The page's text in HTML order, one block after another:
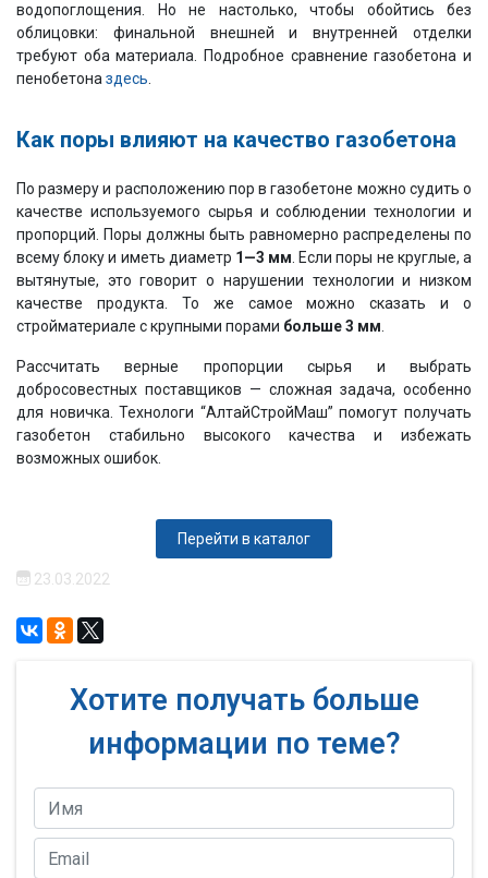
водопоглощения. Но не настолько, чтобы обойтись без
облицовки: финальной внешней и внутренней отделки
требуют оба материала. Подробное сравнение газобетона и
пенобетона здесь
Как поры влияют на качество газобетона
По размеру и расположению пор в газобетоне можно судить о
качестве используемого сырья и соблюдении технологии и
пропорций. Поры должны быть равномерно распределены по
всему блоку и иметь диаметр 1—3 мм . Если поры не круглые, а
вытянутые, это говорит о нарушении технологии и низком
качестве продукта. То же самое можно сказать и о
стройматериале с крупными порами больше 3 мм
Рассчитать верные пропорции сырья и выбрать
добросовестных поставщиков — сложная задача, особенно
для новичка. Технологи “АлтайСтройМаш” помогут получать
газобетон стабильно высокого качества и избежать
возможных ошибок.
Перейти в каталог
23.03.2022
Хотите получать больше
информации по теме?